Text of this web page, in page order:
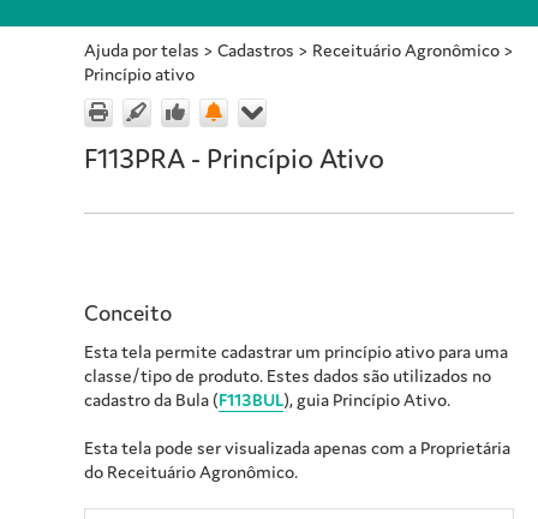
Ajuda por telas > Cadastros > Receituário Agronômico >
Princípio ativo
F113PRA - Princípio Ativo
Conceito
Esta tela permite cadastrar um princípio ativo para uma
classe/tipo de produto. Estes dados são utilizados no
cadastro da Bula (F113BUL), guia Princípio Ativo.
Esta tela pode ser visualizada apenas com a Proprietária
do Receituário Agronômico.